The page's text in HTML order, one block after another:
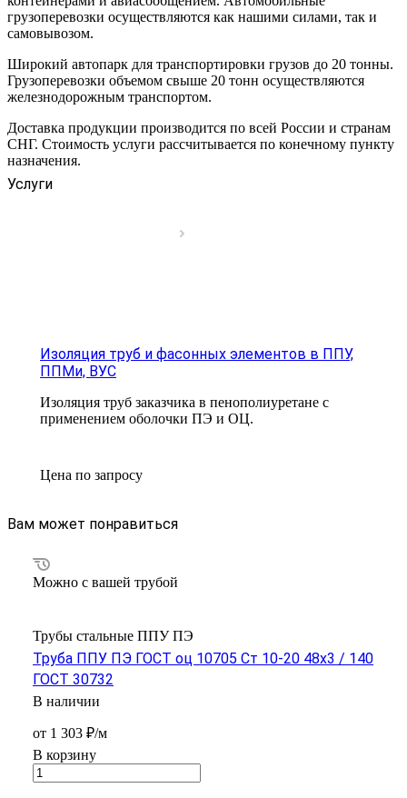
грузоперевозки осуществляются как нашими силами, так и
самовывозом.
Широкий автопарк для транспортировки грузов до 20 тонны.
Грузоперевозки объемом свыше 20 тонн осуществляются
железнодорожным транспортом.
Доставка продукции производится по всей России и странам
СНГ. Стоимость услуги рассчитывается по конечному пункту
назначения.
Услуги
Изоляция труб и фасонных элементов в ППУ,
ППМи, ВУС
Изоляция труб заказчика в пенополиуретане с
применением оболочки ПЭ и ОЦ.
Цена по запросу
Вам может понравиться
Можно с вашей трубой
Трубы стальные ППУ ПЭ
Труба ППУ ПЭ ГОСТ оц 10705 Ст 10-20 48x3 / 140
ГОСТ 30732
В наличии
от 1 303 ₽/м
В корзину